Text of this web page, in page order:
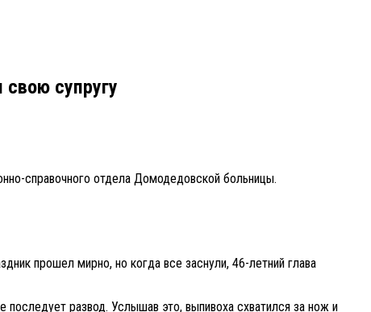
супругу
справочного отдела Домодедовской больницы.
прошел мирно, но когда все заснули, 46-летний глава
последует развод. Услышав это, выпивоха схватился за нож и